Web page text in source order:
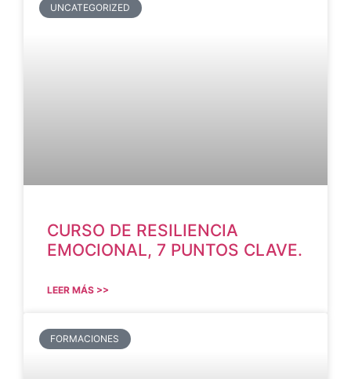
UNCATEGORIZED
CURSO DE RESILIENCIA
EMOCIONAL, 7 PUNTOS CLAVE.
LEER MÁS >>
FORMACIONES